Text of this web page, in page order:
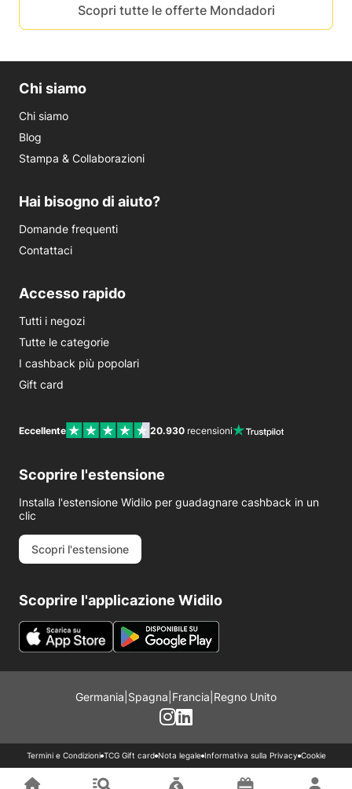
Scopri tutte le offerte Mondadori
Chi siamo
Chi siamo
Blog
Stampa & Collaborazioni
Hai bisogno di aiuto?
Domande frequenti
Contattaci
Accesso rapido
Tutti i negozi
Tutte le categorie
I cashback più popolari
Gift card
Eccellente 20.930 recensioni
Scoprire l'estensione
Installa l'estensione Widilo per guadagnare cashback in un
clic
Scopri l'estensione
Scoprire l'applicazione Widilo
Germania Spagna Francia Regno Unito
Termini e Condizioni TCG Gift card Nota legale Informativa sulla Privacy Cookie